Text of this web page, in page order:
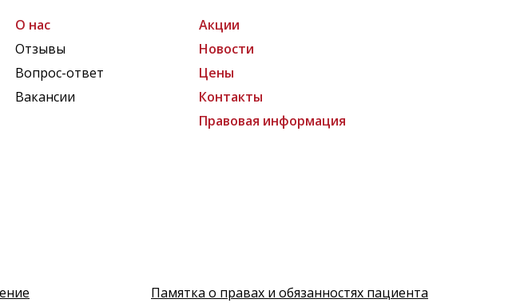
О нас
Отзывы
Вопрос-ответ
Вакансии
Акции
Новости
Цены
Контакты
Правовая информация
Памятка о правах и обязанностях пациента